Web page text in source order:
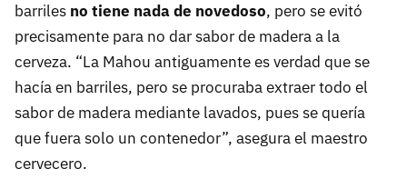
barriles no tiene nada de novedoso, pero se evitó
precisamente para no dar sabor de madera a la
cerveza. “La Mahou antiguamente es verdad que se
hacía en barriles, pero se procuraba extraer todo el
sabor de madera mediante lavados, pues se quería
que fuera solo un contenedor”, asegura el maestro
cervecero.